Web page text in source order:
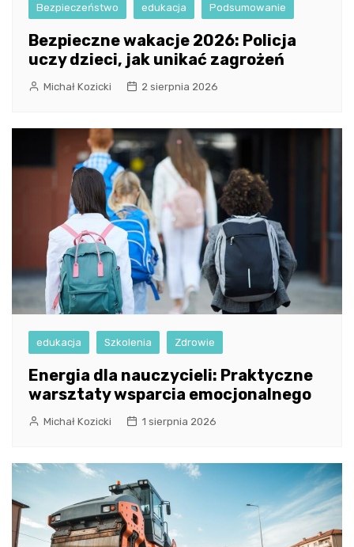
Bezpieczeństwo edukacja Podsumowanie
Bezpieczne wakacje 2026: Policja
uczy dzieci, jak unikać zagrożeń
Michał Kozicki 2 sierpnia 2026
edukacja Szkolenia Zdrowie
Energia dla nauczycieli: Praktyczne
warsztaty wsparcia emocjonalnego
Michał Kozicki 1 sierpnia 2026